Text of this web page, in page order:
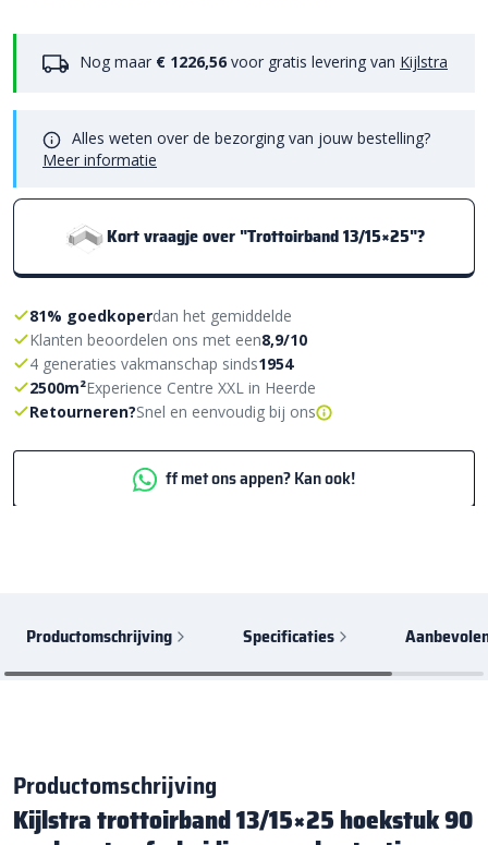
Nog maar € 1226,56 voor gratis levering van Kijlstra
Alles weten over de bezorging van jouw bestelling?
Meer informatie
Kort vraagje over "Trottoirband 13/15×25"?
81% goedkoperdan het gemiddelde
Klanten beoordelen ons met een8,9/10
4 generaties vakmanschap sinds1954
2500m²Experience Centre XXL in Heerde
Retourneren?Snel en eenvoudig bij ons
ff met ons appen? Kan ook!
Productomschrijving Specificaties
Productomschrijving
Kijlstra trottoirband 13/15×25 hoekstuk 90